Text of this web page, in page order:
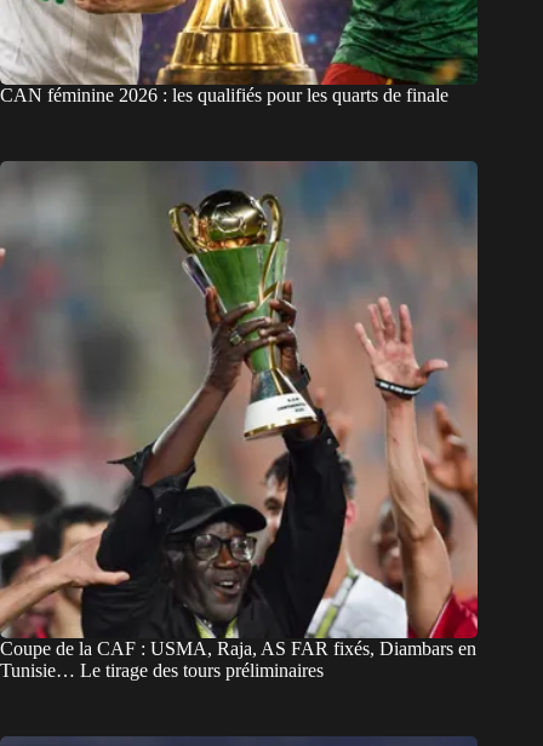
CAN féminine 2026 : les qualifiés pour les quarts de finale
Coupe de la CAF : USMA, Raja, AS FAR fixés, Diambars en
Tunisie… Le tirage des tours préliminaires